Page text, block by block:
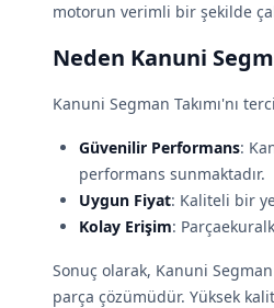
motorun verimli bir şekilde
Neden Kanuni
Kanuni Segman Takımı'nı
Güvenilir Performans:
performans sunmaktadır.
Uygun Fiyat: Kaliteli bir
Kolay Erişim:
Sonuç olarak, Kanuni
parça çözümüdür. Yüksek